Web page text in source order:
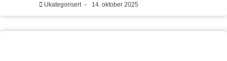
Ukategorisert - 14. oktober 2025